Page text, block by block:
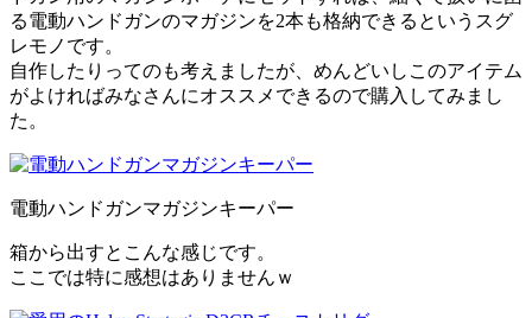
る電動ハンドガンのマガジンを2本も格納できるというスグ
レモノです。
自作したりってのも考えましたが、めんどいしこのアイテム
がよければみなさんにオススメできるので購入してみまし
た。
電動ハンドガンマガジンキーパー
箱から出すとこんな感じです。
ここでは特に感想はありませんｗ